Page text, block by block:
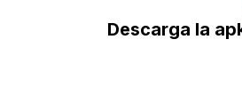
Descarga la